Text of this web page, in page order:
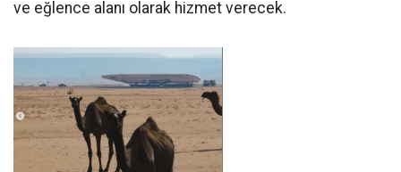
ve eğlence alanı olarak hizmet verecek.